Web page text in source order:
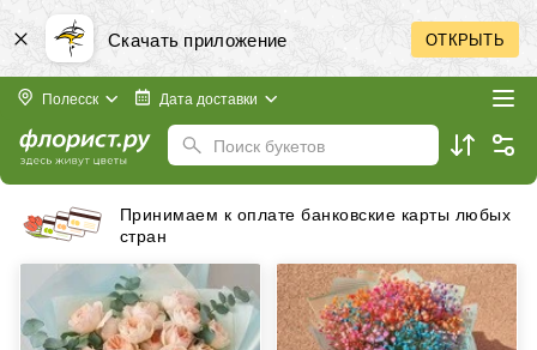
Скачать приложение ОТКРЫТЬ
Полесск Дата доставки
Поиск букетов
Принимаем к оплате банковские карты любых
стран